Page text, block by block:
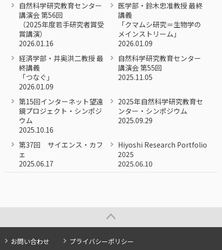
自然科学研究教育センター
講演会 第56回
（2025年度若手研究者賞受
賞講演）
2026.01.16
医学部・鈴木忠准教授 最終
講義
「クマムシ研究＝生物学の
メインストリーム」
2026.01.09
経済学部・井奥洪二教授 最
終講義
「つなぐ」
2026.01.09
自然科学研究教育センター
講演会 第55回
2025.11.05
第15回インターネット望遠
鏡プロジェクト・シンポジ
ウム
2025.10.16
2025年自然科学研究教育セ
ンター・シンポジウム
2025.09.29
第37回 サイエンス・カフ
ェ
2025.06.17
Hiyoshi Research Portfolio
2025
2025.06.10
お問い合わせ プライバシーポリシー